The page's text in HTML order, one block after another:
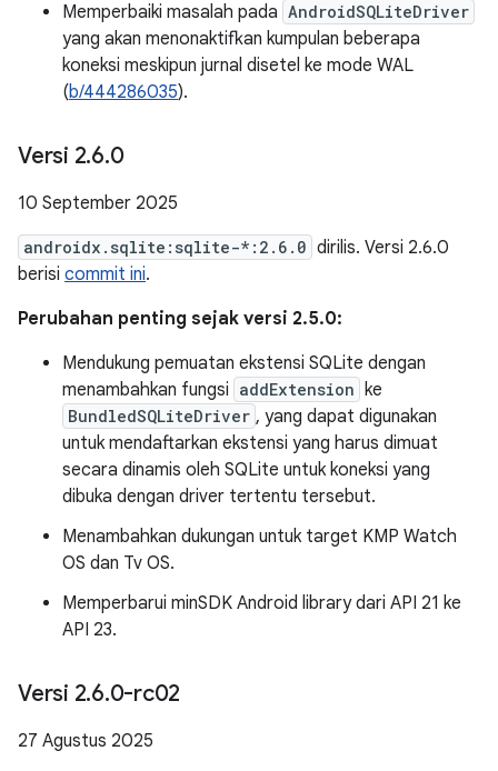
Memperbaiki masalah pada AndroidSQLiteDriver
yang akan menonaktifkan kumpulan beberapa
koneksi meskipun jurnal disetel ke mode WAL
(b/444286035).
Versi 2.6.0
10 September 2025
androidx.sqlite:sqlite-*:2.6.0 dirilis. Versi 2.6.0
berisi commit ini.
Perubahan penting sejak versi 2.5.0:
Mendukung pemuatan ekstensi SQLite dengan
menambahkan fungsi addExtension ke
BundledSQLiteDriver , yang dapat digunakan
untuk mendaftarkan ekstensi yang harus dimuat
secara dinamis oleh SQLite untuk koneksi yang
dibuka dengan driver tertentu tersebut.
Menambahkan dukungan untuk target KMP Watch
OS dan Tv OS.
Memperbarui minSDK Android library dari API 21 ke
API 23.
Versi 2.6.0-rc02
27 Agustus 2025